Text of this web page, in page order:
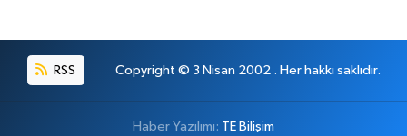
RSS Copyright © 3 Nisan 2002 . Her hakkı saklıdır.
Haber Yazılımı: TE Bilişim